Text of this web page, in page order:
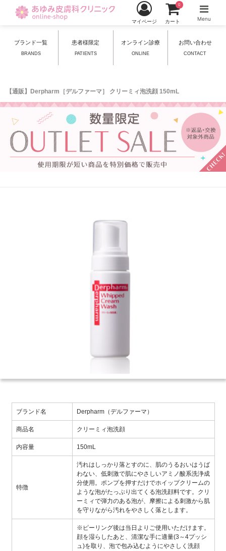
ブランド一覧
BRANDS
患者様限定
PATIENTS
オンライン診療
ONLINE
お問い合わせ
CONTACT
【通販】Derpharm［デルファーマ］ クリーミィ泡洗顔 150mL
マイページ カート
0
Menu
ブランド名 Derpharm（デルファーマ）
商品名 クリーミィ泡洗顔
内容量 150mL
特徴
汚れはしっかり落とすのに、肌のうるおいはうば
わない、低刺激で肌にやさしいアミノ酸系洗浄成
分使用。ポンプを押すだけでホイップクリームの
ような泡がたっぷり出てくる泡洗顔料です。クリ
ーミィで弾力のある泡が、摩擦による刺激から肌
を守りながら汚れをやさしく落とします。
※ピーリング後は当日よりご使用いただけます。
顔を湿らしたあと、清潔な手に適量(3～4プッシ
ュ)を取り、泡で包み込むようにやさしく洗顔